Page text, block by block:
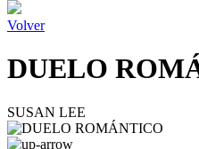
Volver
DUELO
SUSAN LEE